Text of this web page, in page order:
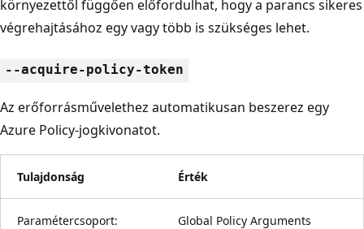
környezettől függően előfordulhat, hogy a parancs sikeres
végrehajtásához egy vagy több is szükséges lehet.
--acquire-policy-token
Az erőforrásművelethez automatikusan beszerez egy
Azure Policy-jogkivonatot.
Tulajdonság Érték
Paramétercsoport: Global Policy Arguments